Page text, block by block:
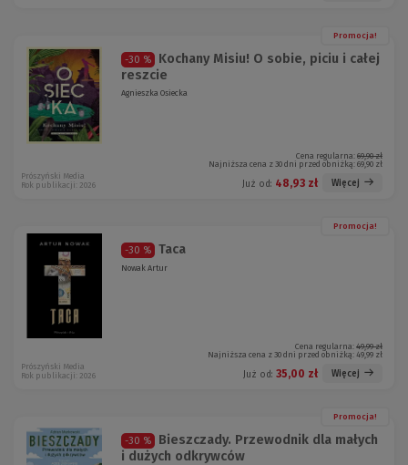
Promocja!
-30 %
Kochany Misiu! O sobie, piciu i całej
reszcie
Agnieszka Osiecka
Cena regularna: 69,90 zł
Najniższa cena z 30 dni przed obniżką: 69,90 zł
Już od: 48,93 zł Więcej
Prószyński Media
Rok publikacji: 2026
Promocja!
-30 % Taca
Nowak Artur
Cena regularna: 49,99 zł
Najniższa cena z 30 dni przed obniżką: 49,99 zł
Już od: 35,00 zł Więcej
Prószyński Media
Rok publikacji: 2026
Promocja!
-30 %
Bieszczady. Przewodnik dla małych
i dużych odkrywców